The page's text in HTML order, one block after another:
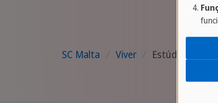
SC Malta / Viver / Estúdios